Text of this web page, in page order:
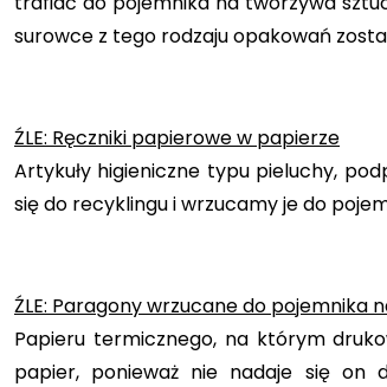
surowce z tego rodzaju opakowań
ŹLE: Ręczniki papierowe w papierze
Artykuły higieniczne typu pieluchy,
się do recyklingu i wrzucamy je do
ŹLE: Paragony wrzucane do pojemnika
Papieru termicznego, na którym
papier, ponieważ nie nadaje się on